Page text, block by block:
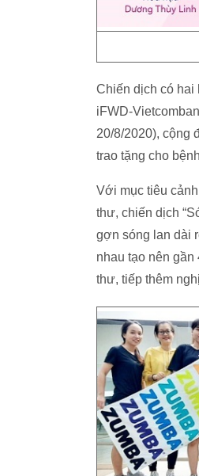
Chiến dịch có hai
iFWD-
20/8/2020), cộng
trao tặng cho
Với mục tiêu
thư, chiến dịch
gợn sóng lan dài
nhau tạo nên
thư, tiếp thêm